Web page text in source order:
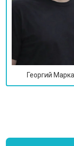
Георгий